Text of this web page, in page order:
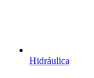
Hidráulica